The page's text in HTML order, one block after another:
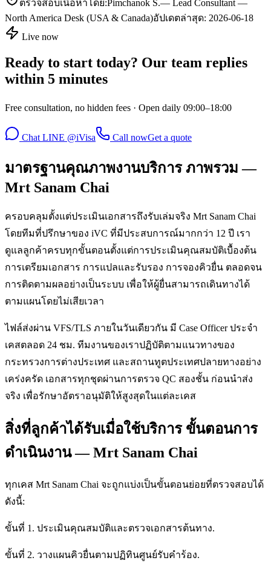
ตรวจสอบเนื้อหาโดย:Pimchanok S.— Lead Consultant —
North America Desk (USA & Canada)อัปเดตล่าสุด: 2026-06-18
Live now
Ready to start today? Our team replies
within 5 minutes
Free consultation, no hidden fees · Open daily 09:00–18:00
Chat LINE @iVisa Call nowGet a quote
มาตรฐานคุณภาพงานบริการ ภาพรวม —
Mrt Sanam Chai
ครอบคลุมตั้งแต่ประเมินเอกสารถึงรับเล่มจริง Mrt Sanam Chai
โดยทีมที่ปรึกษาของ iVC ที่มีประสบการณ์มากกว่า 12 ปี เรา
ดูแลลูกค้าครบทุกขั้นตอนตั้งแต่การประเมินคุณสมบัติเบื้องต้น
การเตรียมเอกสาร การแปลและรับรอง การจองคิวยื่น ตลอดจน
การติดตามผลอย่างเป็นระบบ เพื่อให้ผู้ยื่นสามารถเดินทางได้
ตามแผนโดยไม่เสียเวลา
ไฟล์ส่งผ่าน VFS/TLS ภายในวันเดียวกัน มี Case Officer ประจำ
เคสตลอด 24 ชม. ทีมงานของเราปฏิบัติตามแนวทางของ
กระทรวงการต่างประเทศ และสถานทูตประเทศปลายทางอย่าง
เคร่งครัด เอกสารทุกชุดผ่านการตรวจ QC สองชั้น ก่อนนำส่ง
จริง เพื่อรักษาอัตราอนุมัติให้สูงสุดในแต่ละเคส
สิ่งที่ลูกค้าได้รับเมื่อใช้บริการ ขั้นตอนการ
ดำเนินงาน — Mrt Sanam Chai
ทุกเคส Mrt Sanam Chai จะถูกแบ่งเป็นขั้นตอนย่อยที่ตรวจสอบได้
ดังนี้:
ขั้นที่ 1. ประเมินคุณสมบัติและตรวจเอกสารต้นทาง.
ขั้นที่ 2. วางแผนคิวยื่นตามปฏิทินศูนย์รับคำร้อง.